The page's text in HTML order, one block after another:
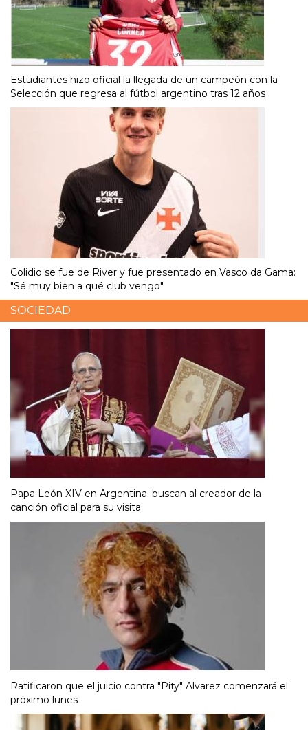
Estudiantes hizo oficial la llegada de un campeón con la
Selección que regresa al fútbol argentino tras 12 años
Colidio se fue de River y fue presentado en Vasco da Gama:
"Sé muy bien a qué club vengo"
SOCIEDAD
Papa León XIV en Argentina: buscan al creador de la
canción oficial para su visita
Ratificaron que el juicio contra "Pity" Alvarez comenzará el
próximo lunes